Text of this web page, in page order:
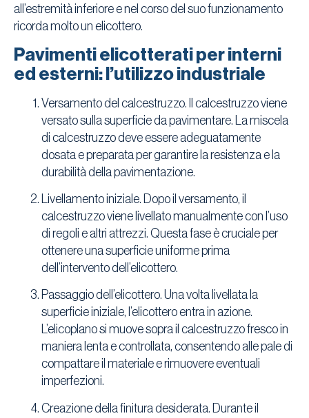
all’estremità inferiore e nel corso del suo funzionamento
ricorda molto un elicottero.
Pavimenti elicotterati per interni
ed esterni: l’utilizzo industriale
Versamento del calcestruzzo. Il calcestruzzo viene
versato sulla superficie da pavimentare. La miscela
di calcestruzzo deve essere adeguatamente
dosata e preparata per garantire la resistenza e la
durabilità della pavimentazione.
Livellamento iniziale. Dopo il versamento, il
calcestruzzo viene livellato manualmente con l’uso
di regoli e altri attrezzi. Questa fase è cruciale per
ottenere una superficie uniforme prima
dell’intervento dell’elicottero.
Passaggio dell’elicottero. Una volta livellata la
superficie iniziale, l’elicottero entra in azione.
L’elicoplano si muove sopra il calcestruzzo fresco in
maniera lenta e controllata, consentendo alle pale di
compattare il materiale e rimuovere eventuali
imperfezioni.
Creazione della finitura desiderata. Durante il